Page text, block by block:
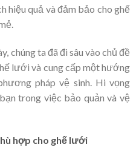
hiệu quả và đảm bảo cho ghế
chúng ta đã đi sâu vào chủ đề
lưới và cung cấp một hướng
pháp vệ sinh. Hi vọng
trong việc bảo quản và vệ
hợp cho ghế lưới